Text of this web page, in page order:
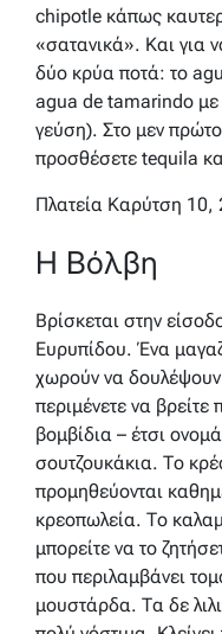
chipotle κάπως
«σατανικά». Και για
δύο κρύα ποτά: το
agua de tamarindo με
γεύση). Στο μεν
προσθέσετε tequila
Πλατεία Καρύτση 10,
Η Βόλβη
Βρίσκεται στην
Ευρυπίδου. Ένα
χωρούν να
περιμένετε να βρείτε
βομβίδια – έτσι
σουτζουκάκια. Το
προμηθεύονται
κρεοπωλεία. Το
μπορείτε να το
που περιλαμβάνει
μουστάρδα. Τα δε